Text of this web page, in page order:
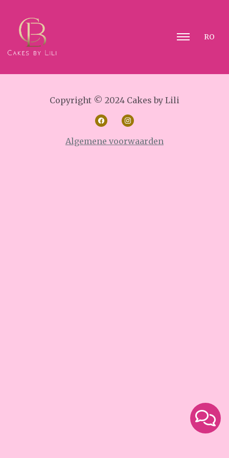
RO
Copyright © 2024 Cakes by Lili
Algemene voorwaarden